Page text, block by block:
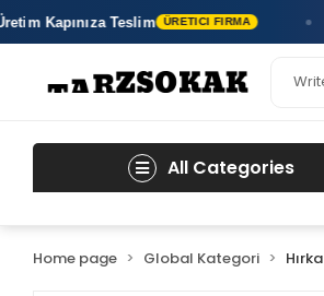
Kapınıza Teslim ÜRETICI FIRMA
All Categories
Home page Global Kategori Hırka